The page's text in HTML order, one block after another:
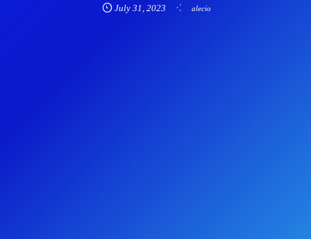
July 31 ,2023 alecio